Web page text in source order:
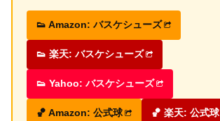
👟 Amazon: バスケシューズ
👟 楽天: バスケシューズ
👟 Yahoo: バスケシューズ
🏀 Amazon: 公式球 🏀 楽天: 公式球